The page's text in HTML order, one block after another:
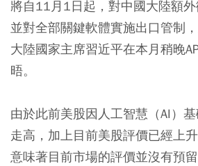
將自11月1日起，對中國大陸額
並對全部關鍵軟體實施出口管制
大陸國家主席習近平在本月稍晚
晤。
由於此前美股因人工智慧（AI）
走高，加上目前美股評價已經上
意味著目前市場的評價並沒有預